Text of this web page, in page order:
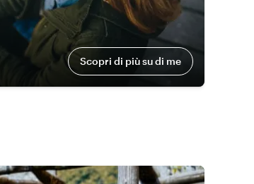
Scopri di più su di me